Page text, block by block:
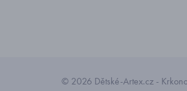
© 2026 Dětské-Artex.cz -